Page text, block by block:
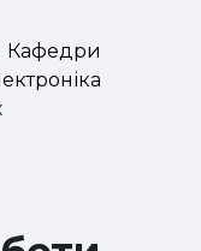
Кафедри